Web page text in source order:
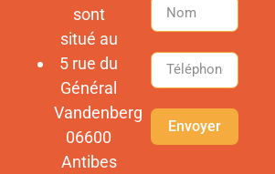
sont
situé au
5 rue du
Général
Vandenberg
06600
Antibes
Envoyer